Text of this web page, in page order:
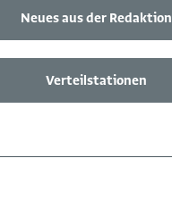
Neues aus der Redaktion
Verteilstationen